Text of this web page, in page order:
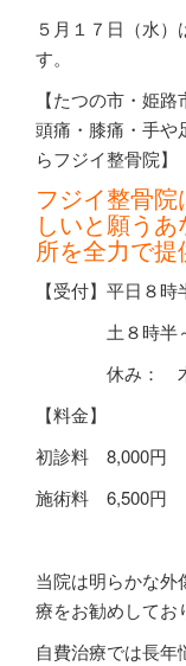
５月１７日（水
す。
【たつの市・姫
頭痛・膝痛・手や
らフジイ整骨院】
フジイ整骨
しいと願う
所を全力で提
【受付】平日８
土８時半～
休み： 木・
【料金】
初診料 8,000円
施術料 6,500円
当院は明らかな外
療をお勧めしてお
自費治療では長年